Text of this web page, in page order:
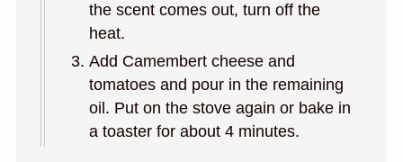
the scent comes out, turn off the
heat.
Add Camembert cheese and
tomatoes and pour in the remaining
oil. Put on the stove again or bake in
a toaster for about 4 minutes.